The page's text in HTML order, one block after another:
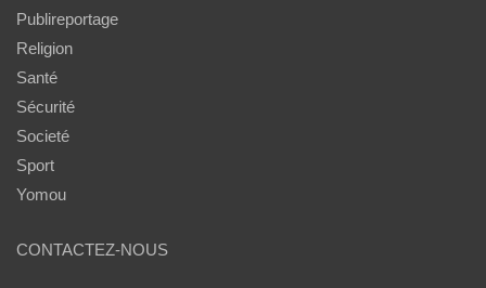
Publireportage
Religion
Santé
Sécurité
Societé
Sport
Yomou
CONTACTEZ-NOUS